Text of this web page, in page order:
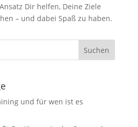
Dir helfen, Deine Ziele
– und dabei Spaß zu haben.
und für wen ist es